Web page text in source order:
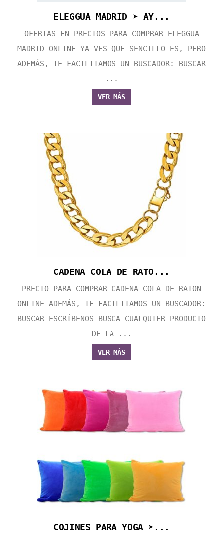
ELEGGUA MADRID ➤ AY...
OFERTAS EN PRECIOS PARA COMPRAR ELEGGUA
MADRID ONLINE YA VES QUE SENCILLO ES, PERO
ADEMÁS, TE FACILITAMOS UN BUSCADOR: BUSCAR
...
VER MÁS
CADENA COLA DE RATO...
PRECIO PARA COMPRAR CADENA COLA DE RATON
ONLINE ADEMÁS, TE FACILITAMOS UN BUSCADOR:
BUSCAR ESCRÍBENOS BUSCA CUALQUIER PRODUCTO
DE LA ...
VER MÁS
COJINES PARA YOGA ➤...